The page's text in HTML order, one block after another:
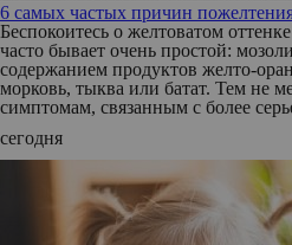
6 самых частых причин
Беспокоитесь о желтоватом
часто бывает очень простой:
содержанием продуктов желто-
морковь, тыква или батат. Тем не
симптомам, связанным с более
сегодня